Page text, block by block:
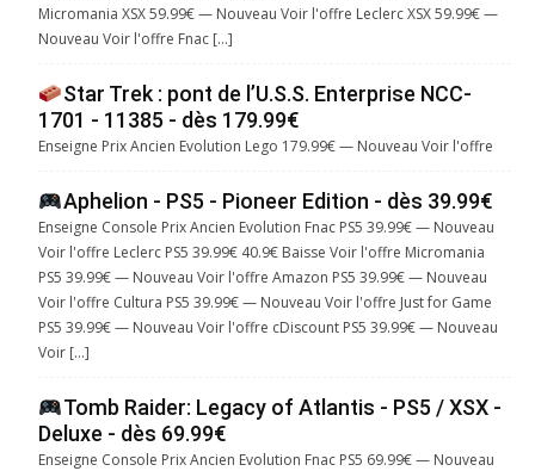
Micromania XSX 59.99€ — Nouveau Voir l'offre Leclerc XSX 59.99€ —
Nouveau Voir l'offre Fnac […]
Star Trek : pont de l’U.S.S. Enterprise NCC-
1701 - 11385 - dès 179.99€
Enseigne Prix Ancien Evolution Lego 179.99€ — Nouveau Voir l'offre
Aphelion - PS5 - Pioneer Edition - dès 39.99€
Enseigne Console Prix Ancien Evolution Fnac PS5 39.99€ — Nouveau
Voir l'offre Leclerc PS5 39.99€ 40.9€ Baisse Voir l'offre Micromania
PS5 39.99€ — Nouveau Voir l'offre Amazon PS5 39.99€ — Nouveau
Voir l'offre Cultura PS5 39.99€ — Nouveau Voir l'offre Just for Game
PS5 39.99€ — Nouveau Voir l'offre cDiscount PS5 39.99€ — Nouveau
Voir […]
Tomb Raider: Legacy of Atlantis - PS5 / XSX -
Deluxe - dès 69.99€
Enseigne Console Prix Ancien Evolution Fnac PS5 69.99€ — Nouveau